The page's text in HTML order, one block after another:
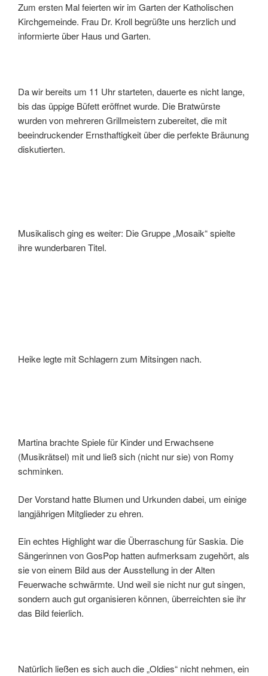
Zum ersten Mal feierten wir im Garten der Katholischen
Kirchgemeinde. Frau Dr. Kroll begrüßte uns herzlich und
informierte über Haus und Garten.
Da wir bereits um 11 Uhr starteten, dauerte es nicht lange,
bis das üppige Büfett eröffnet wurde. Die Bratwürste
wurden von mehreren Grillmeistern zubereitet, die mit
beeindruckender Ernsthaftigkeit über die perfekte Bräunung
diskutierten.
Musikalisch ging es weiter: Die Gruppe „Mosaik“ spielte
ihre wunderbaren Titel.
Heike legte mit Schlagern zum Mitsingen nach.
Martina brachte Spiele für Kinder und Erwachsene
(Musikrätsel) mit und ließ sich (nicht nur sie) von Romy
schminken.
Der Vorstand hatte Blumen und Urkunden dabei, um einige
langjährigen Mitglieder zu ehren.
Ein echtes Highlight war die Überraschung für Saskia. Die
Sängerinnen von GosPop hatten aufmerksam zugehört, als
sie von einem Bild aus der Ausstellung in der Alten
Feuerwache schwärmte. Und weil sie nicht nur gut singen,
sondern auch gut organisieren können, überreichten sie ihr
das Bild feierlich.
Natürlich ließen es sich auch die „Oldies“ nicht nehmen, ein